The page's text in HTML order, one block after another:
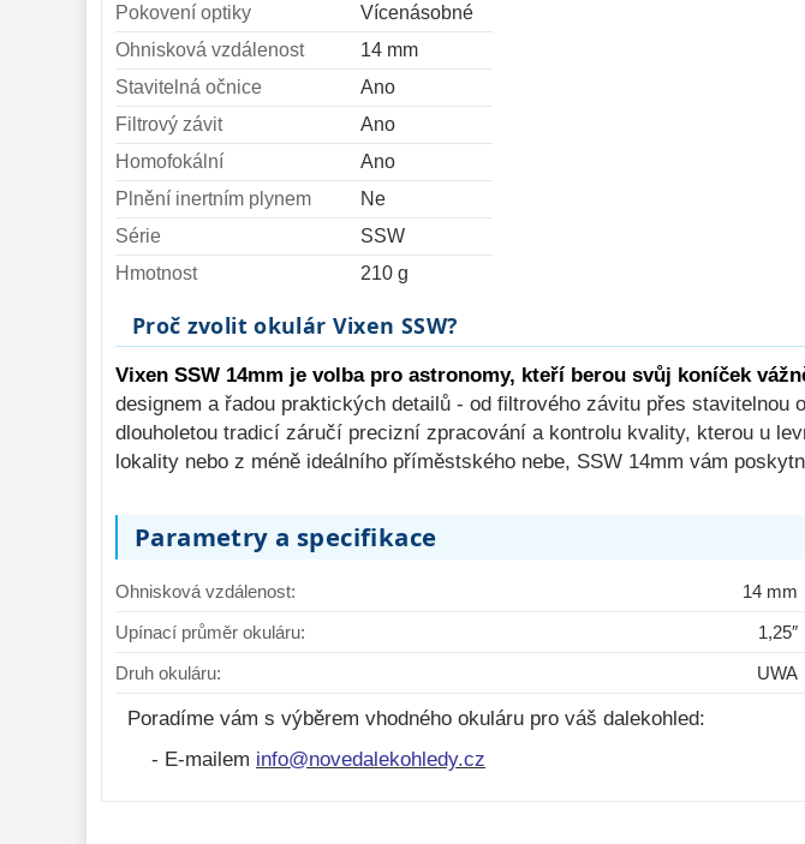
Pokovení optiky
Vícenásobné
Ohnisková vzdálenost
14 mm
Stavitelná očnice
Ano
Filtrový závit
Ano
Homofokální
Ano
Plnění inertním plynem
Ne
Série
SSW
Hmotnost
210 g
Proč zvolit okulár Vixen SSW?
Vixen SSW 14mm je volba pro astronomy, kteří berou svůj koníček
designem a řadou praktických detailů - od filtrového závitu přes
dlouholetou tradicí záručí precizní zpracování a kontrolu kvality, kterou u
lokality nebo z méně ideálního příměstského nebe, SSW 14mm vám
Parametry a specifikace
Ohnisková vzdálenost:
14 mm
Upínací průměr okuláru:
1,25″
Druh okuláru:
UWA
Poradíme vám s výběrem vhodného okuláru pro váš dalekohled:
- E-mailem info@novedalekohledy.cz